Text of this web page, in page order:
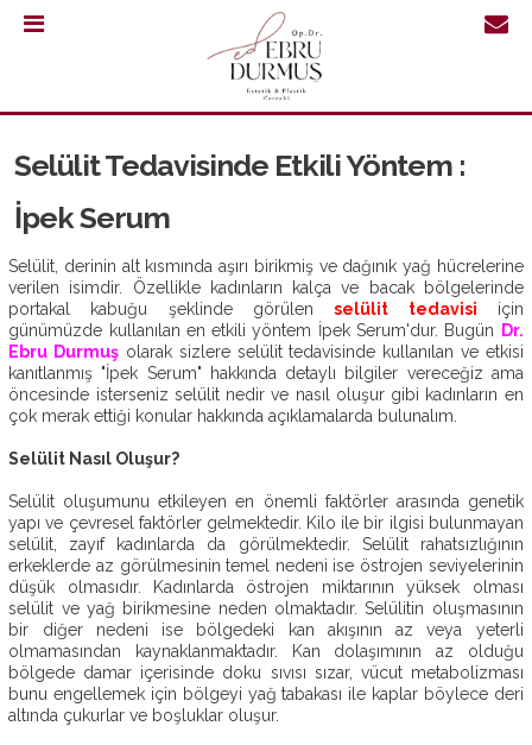
421
30
64
ANASAYFA
OP.
DR.
EBRU
DURMUŞ
AMELIYATSIZ
ESTETIK
ESTETIK
Selülit Tedavisinde Etkili Yöntem :
İpek Serum
Selülit, derinin alt kısmında aşırı birikmiş ve dağınık yağ hücrelerine
verilen isimdir. Özellikle kadınların kalça ve bacak bölgelerinde
portakal kabuğu şeklinde görülenselülit tedavisi için
günümüzde kullanılan en etkili yöntem İpek Serum'dur. Bugün
Dr.
Ebru Durmuş olarak sizlere selülit tedavisinde kullanılan ve etkisi
kanıtlanmış "İpek Serum" hakkında detaylı bilgiler vereceğiz ama
öncesinde isterseniz selülit nedir ve nasıl oluşur gibi kadınların en
çok merak ettiği konular hakkında açıklamalarda bulunalım.
Selülit Nasıl Oluşur?
Selülit oluşumunu etkileyen en önemli faktörler arasında genetik
yapı ve çevresel faktörler gelmektedir. Kilo ile bir ilgisi bulunmayan
selülit, zayıf kadınlarda da görülmektedir. Selülit rahatsızlığının
erkeklerde az görülmesinin temel nedeni ise östrojen seviyelerinin
düşük olmasıdır. Kadınlarda östrojen miktarının yüksek olması
selülit ve yağ birikmesine neden olmaktadır. Selülitin oluşmasının
bir diğer nedeni ise bölgedeki kan akışının az veya yeterli
olmamasından kaynaklanmaktadır. Kan dolaşımının az olduğu
bölgede damar içerisinde doku sıvısı sızar, vücut metabolizması
bunu engellemek için bölgeyi yağ tabakası ile kaplar böylece deri
altında çukurlar ve boşluklar oluşur.